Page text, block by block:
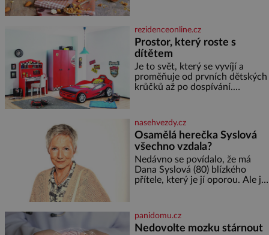
semínek dýně rozinek 3 šálky
ovesných vloček 1 lžíce mlet
rezidenceonline.cz
Prostor, který roste s
dítětem
Je to svět, který se vyvíjí a
proměňuje od prvních dětských
krůčků až po dospívání.
soustředění i odpočinek a
reaguje na každou etapu života
a specifické potřeby dítěte. Pro
nejmenší je klíčová
jednoduchost, měkkost a
bezpečí, proto by pokoj
miminka měl působit především
nasehvezdy.cz
Osamělá herečka Syslová
všechno vzdala?
Nedávno se povídalo, že má
Dana Syslová (80) blízkého
přítele, který je jí oporou. Ale je
častěji mluví o svém odchodu.
Dohnala ji snad samota? Půs
panidomu.cz
Nedovolte mozku stárnout